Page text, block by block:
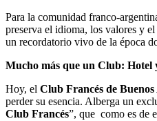
Para la comunidad franco-
preserva el idioma, los valores y
un recordatorio vivo de la época
Mucho más que un Club: Hotel
Hoy, el Club Francés de Buenos
perder su esencia. Alberga un
Club Francés”, que como es de